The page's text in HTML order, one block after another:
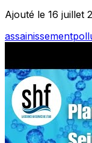
Ajouté le 16 juillet
assainissement